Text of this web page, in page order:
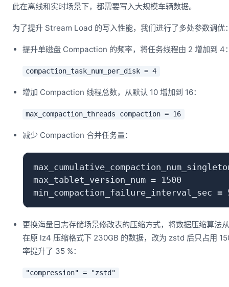
此在离线和实时场景下，都需要写入大规模车辆数据。
为了提升 Stream Load 的写入性能，我们进行了多处参数调优
提升单磁盘 Compaction 的频率，将任务线程由 2 增加到 4
compaction_task_num_per_disk = 4
增加 Compaction 线程总数，从默认 10 增加到 16：
max_compaction_threads compaction = 16
减少 Compaction 合并任务量：
max_tablet_version_num = 1500
更换海量日志存储场景修改表的压缩方式，将数据压缩算法
在原 lz4 压缩格式下 230GB 的数据，改为 zstd 后只占用
率提升了 35 %：
"compression" = "zstd"